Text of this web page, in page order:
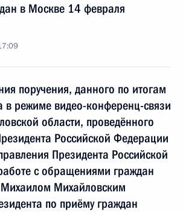
в Москве 14 февраля
поручения, данного по итогам
в режиме видео-конференц-связи
области, проведённого
Российской Федерации
Президента Российской
с обращениями граждан
Михайловским
по приёму граждан